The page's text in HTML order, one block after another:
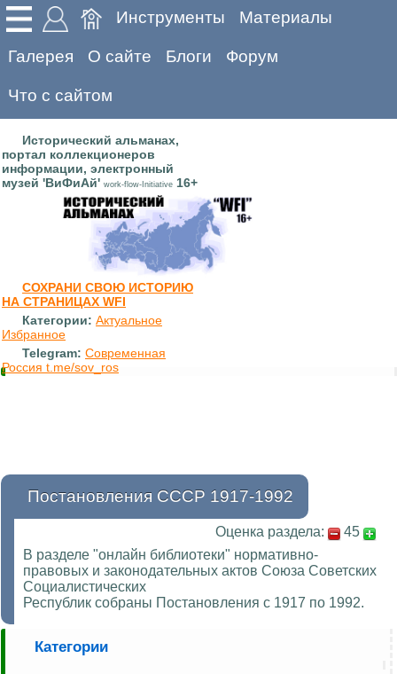
Инструменты Материалы
Галерея О сайте Блоги Форум
Что с сайтом
Исторический альманах,
портал коллекционеров
информации, электронный
музей 'ВиФиАй' work-flow-Initiative 16+
СОХРАНИ СВОЮ ИСТОРИЮ
НА СТРАНИЦАХ WFI
Категории: Актуальное
Избранное
Telegram: Современная
Россия t.me/sov_ros
Постановления СССР 1917-1992
Оценка раздела:
45
В разделе "онлайн библиотеки" нормативно-
правовых и законодательных актов Союза Советских
Социалистических
Республик собраны Постановления с 1917 по 1992.
Категории